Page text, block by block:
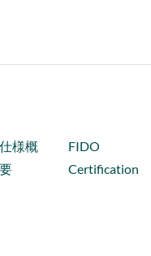
仕様概
要
FIDO
Certification